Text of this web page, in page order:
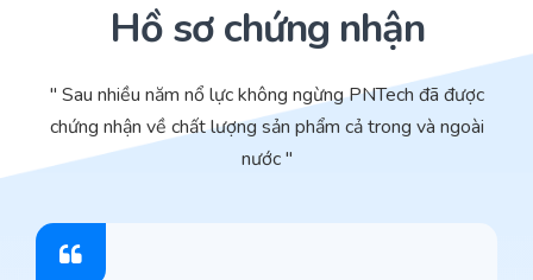
Hồ sơ chứng nhận
" Sau nhiều năm nổ lực không ngừng PNTech đã được
chứng nhận về chất lượng sản phẩm cả trong và ngoài
nước "